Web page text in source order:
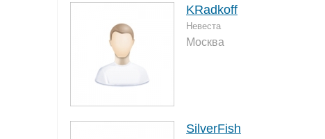
KRadkoff
Невеста
Москва
SilverFish